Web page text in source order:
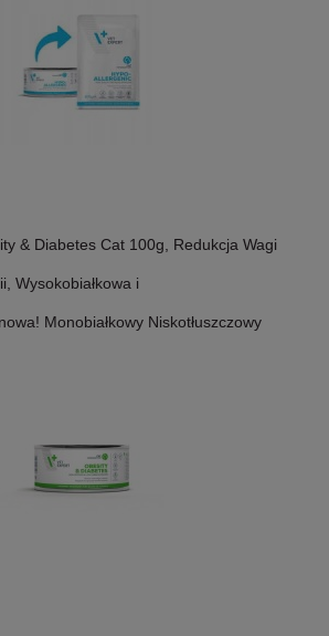
& Diabetes Cat 100g, Redukcja Wagi
Wysokobiałkowa i
Monobiałkowy Niskotłuszczowy